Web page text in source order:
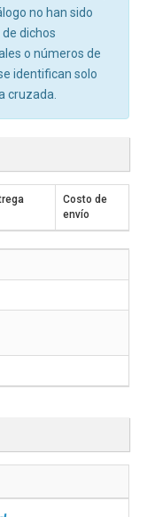
no han sido
dichos
o números de
identifican solo
cruzada.
Costo de
envío